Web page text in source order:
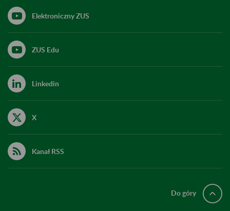
Elektroniczny ZUS
ZUS Edu
Linkedin
X
Kanał RSS
Do góry